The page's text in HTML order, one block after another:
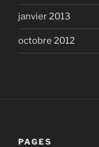
janvier 2013
octobre 2012
PAGES